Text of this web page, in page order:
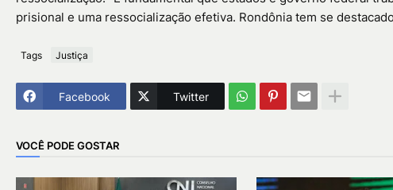
prisional e uma ressocialização efetiva. Rondônia tem se
Tags Justiça
Facebook Twitter
VOCÊ PODE GOSTAR